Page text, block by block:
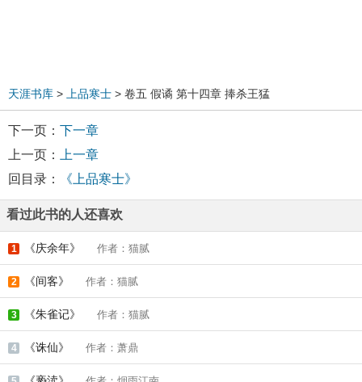
天涯书库 > 上品寒士 > 卷五 假谲 第十四章 捧杀王猛
下一页： 下一章
上一页：
上一章
回目录：
《上品寒士》
看过此书的人还喜欢
1 《庆余年》 作者：猫腻
2 《间客》 作者：猫腻
3 《朱雀记》 作者：猫腻
4 《诛仙》 作者：萧鼎